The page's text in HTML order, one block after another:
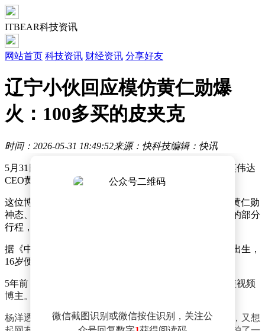
ITBEAR科技资讯
网站首页 科技资讯 财经资讯 分享好友
辽宁小伙回应模仿黄仁勋爆
火：100多买的皮夹克
时间：2026-05-31 18:49:52来源：快科技编辑：快讯
5月31日消息，近日，辽宁一小伙因听从网友建议模仿英伟达
CEO黄仁勋，在短视频平台迅速走红。
这位博主的抖音ID名为“黄银勋”，他先后发布多条模仿黄仁勋
神态、动作的短视频，还专门复刻了黄仁勋此前中国行的部分
行程，拍摄了喝蜜雪冰城、喝北京豆汁等相关内容。
据《中国新闻周刊》报道，这位博主本名杨洋，1999年出生，
16岁便进城打工，曾刷过盘子、做过拉面师傅。
5年前，他回到老家，一边陪伴父母种地，一边尝试做短视频
博主。
杨洋透露，黄仁勋近期访华后，自己经常刷到相关视频，又想
微信截图识别或微信按住识别，关注公